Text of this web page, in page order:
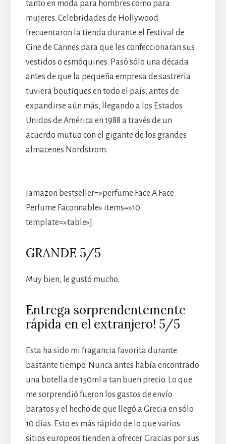
tanto en moda para hombres como para
mujeres. Celebridades de Hollywood
frecuentaron la tienda durante el Festival de
Cine de Cannes para que les confeccionaran sus
vestidos o esmóquines. Pasó sólo una década
antes de que la pequeña empresa de sastrería
tuviera boutiques en todo el país, antes de
expandirse aún más, llegando a los Estados
Unidos de América en 1988 a través de un
acuerdo mutuo con el gigante de los grandes
almacenes Nordstrom.
[amazon bestseller=»perfume Face A Face
Perfume Faconnable» items=»10″
template=»table»]
GRANDE 5/5
Muy bien, le gustó mucho.
Entrega sorprendentemente
rápida en el extranjero! 5/5
Esta ha sido mi fragancia favorita durante
bastante tiempo. Nunca antes había encontrado
una botella de 150ml a tan buen precio. Lo que
me sorprendió fueron los gastos de envío
baratos y el hecho de que llegó a Grecia en sólo
10 días. Esto es más rápido de lo que varios
sitios europeos tienden a ofrecer. Gracias por sus